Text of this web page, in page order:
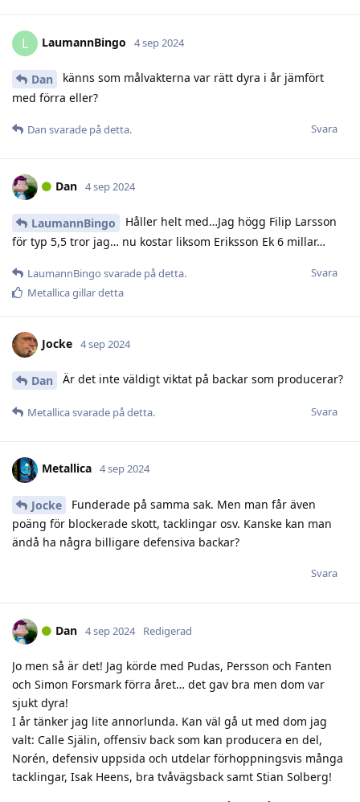
L LaumannBingo 4 sep 2024
Dan
känns som målvakterna var rätt dyra i år jämfört
med förra eller?
Svara
Dan svarade på detta.
Dan 4 sep 2024
LaumannBingo
Håller helt med…Jag högg Filip Larsson
för typ 5,5 tror jag… nu kostar liksom Eriksson Ek 6 millar…
Svara
LaumannBingo svarade på detta.
Metallicagillar detta
Jocke 4 sep 2024
Dan Är det inte väldigt viktat på backar som producerar?
Svara
Metallicasvarade på detta.
Metallica 4 sep 2024
Jocke
Funderade på samma sak. Men man får även
poäng för blockerade skott, tacklingar osv. Kanske kan man
ändå ha några billigare defensiva backar?
Svara
Dan 4 sep 2024 Redigerad
Jo men så är det! Jag körde med Pudas, Persson och Fanten
och Simon Forsmark förra året… det gav bra men dom var
sjukt dyra!
I år tänker jag lite annorlunda. Kan väl gå ut med dom jag
valt: Calle Själin, offensiv back som kan producera en del,
Norén, defensiv uppsida och utdelar förhoppningsvis många
tacklingar, Isak Heens, bra tvåvägsback samt Stian Solberg!